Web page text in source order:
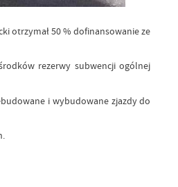
otrzymał 50 % dofinansowanie ze
rezerwy subwencji ogólnej
i wybudowane zjazdy do